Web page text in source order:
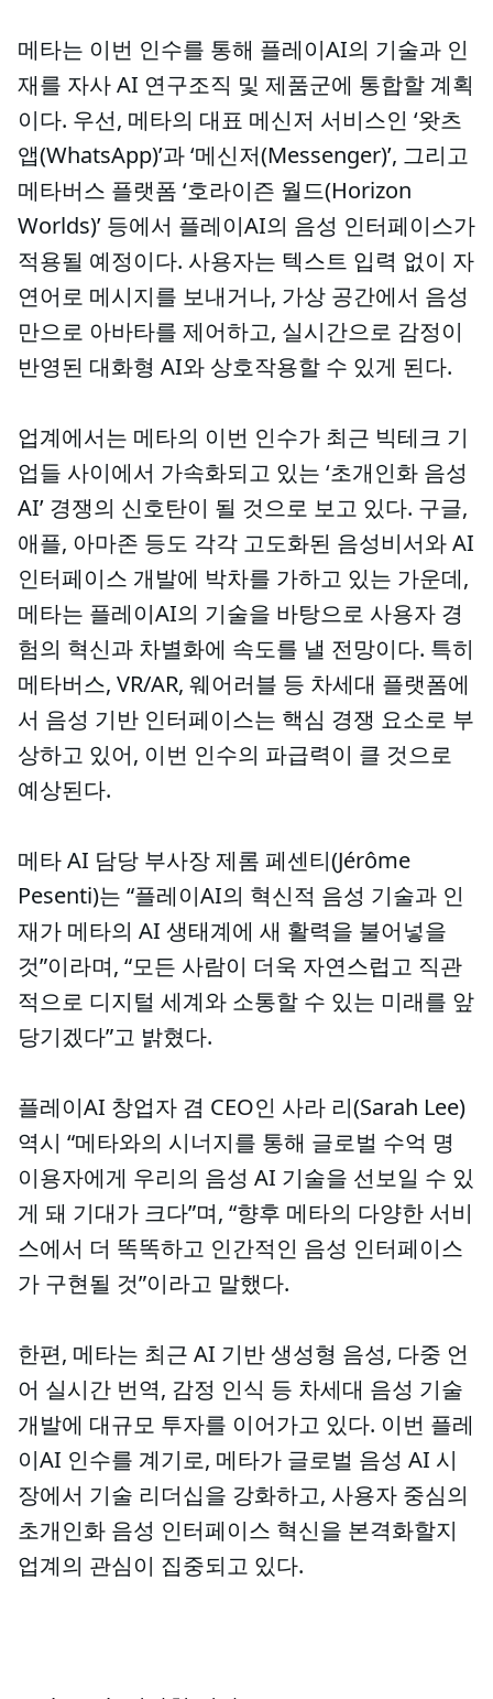
메타는 이번 인수를 통해 플레이AI의 기술과 인
재를 자사 AI 연구조직 및 제품군에 통합할 계획
이다. 우선, 메타의 대표 메신저 서비스인 ‘왓츠
앱(WhatsApp)’과 ‘메신저(Messenger)’, 그리고
메타버스 플랫폼 ‘호라이즌 월드(Horizon
Worlds)’ 등에서 플레이AI의 음성 인터페이스가
적용될 예정이다. 사용자는 텍스트 입력 없이 자
연어로 메시지를 보내거나, 가상 공간에서 음성
만으로 아바타를 제어하고, 실시간으로 감정이
반영된 대화형 AI와 상호작용할 수 있게 된다.
업계에서는 메타의 이번 인수가 최근 빅테크 기
업들 사이에서 가속화되고 있는 ‘초개인화 음성
AI’ 경쟁의 신호탄이 될 것으로 보고 있다. 구글,
애플, 아마존 등도 각각 고도화된 음성비서와 AI
인터페이스 개발에 박차를 가하고 있는 가운데,
메타는 플레이AI의 기술을 바탕으로 사용자 경
험의 혁신과 차별화에 속도를 낼 전망이다. 특히
메타버스, VR/AR, 웨어러블 등 차세대 플랫폼에
서 음성 기반 인터페이스는 핵심 경쟁 요소로 부
상하고 있어, 이번 인수의 파급력이 클 것으로
예상된다.
메타 AI 담당 부사장 제롬 페센티(Jérôme
Pesenti)는 “플레이AI의 혁신적 음성 기술과 인
재가 메타의 AI 생태계에 새 활력을 불어넣을
것”이라며, “모든 사람이 더욱 자연스럽고 직관
적으로 디지털 세계와 소통할 수 있는 미래를 앞
당기겠다”고 밝혔다.
플레이AI 창업자 겸 CEO인 사라 리(Sarah Lee)
역시 “메타와의 시너지를 통해 글로벌 수억 명
이용자에게 우리의 음성 AI 기술을 선보일 수 있
게 돼 기대가 크다”며, “향후 메타의 다양한 서비
스에서 더 똑똑하고 인간적인 음성 인터페이스
가 구현될 것”이라고 말했다.
한편, 메타는 최근 AI 기반 생성형 음성, 다중 언
어 실시간 번역, 감정 인식 등 차세대 음성 기술
개발에 대규모 투자를 이어가고 있다. 이번 플레
이AI 인수를 계기로, 메타가 글로벌 음성 AI 시
장에서 기술 리더십을 강화하고, 사용자 중심의
초개인화 음성 인터페이스 혁신을 본격화할지
업계의 관심이 집중되고 있다.